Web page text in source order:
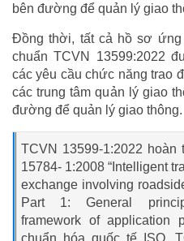
bên đường để quản lý giao
Đồng thời, tất cả hồ sơ ứng
chuẩn TCVN 13599:2022
các yêu cầu chức năng trao
các trung tâm quản lý giao
đường để quản lý giao thông.
TCVN 13599-1:2022
15784- 1:2008 “Intelligent
exchange involving
Part 1: General
framework of application
chuẩn hóa quốc tế ISO.